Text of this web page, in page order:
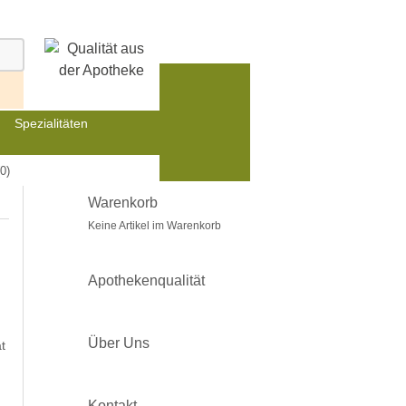
Spezialitäten
Warenkorb
Keine Artikel im Warenkorb
Apothekenqualität
Über Uns